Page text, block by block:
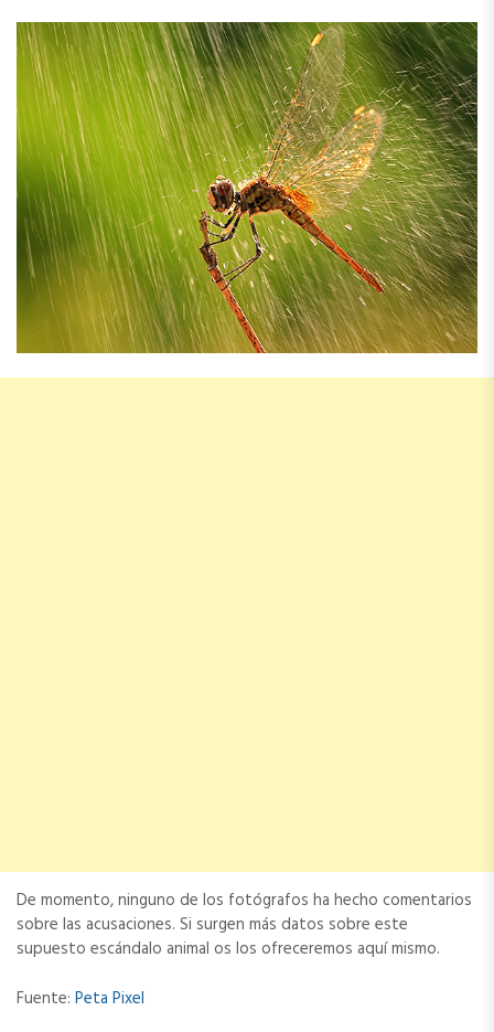
De momento, ninguno de los fotógrafos ha hecho comentarios
sobre las acusaciones. Si surgen más datos sobre este
supuesto escándalo animal os los ofreceremos aquí mismo.
Fuente: Peta Pixel